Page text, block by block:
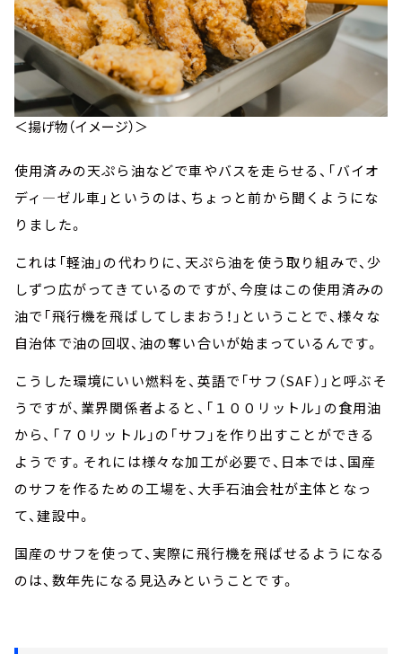
＜揚げ物（イメージ）＞
使用済みの天ぷら油などで車やバスを走らせる、「バイオ
ディ―ゼル車」というのは、ちょっと前から聞くようにな
りました。
これは「軽油」の代わりに、天ぷら油を使う取り組みで、少
しずつ広がってきているのですが、今度はこの使用済みの
油で「飛行機を飛ばしてしまおう！」ということで、様々な
自治体で油の回収、油の奪い合いが始まっているんです。
こうした環境にいい燃料を、英語で「サフ（SAF）」と呼ぶそ
うですが、業界関係者よると、「１００リットル」の食用油
から、「７０リットル」の「サフ」を作り出すことができる
ようです。それには様々な加工が必要で、日本では、国産
のサフを作るための工場を、大手石油会社が主体となっ
て、建設中。
国産のサフを使って、実際に飛行機を飛ばせるようになる
のは、数年先になる見込みということです。